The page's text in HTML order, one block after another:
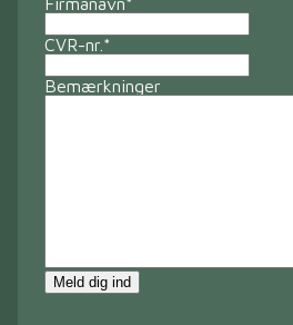
CVR-nr. *
Bemærkninger
Meld dig ind